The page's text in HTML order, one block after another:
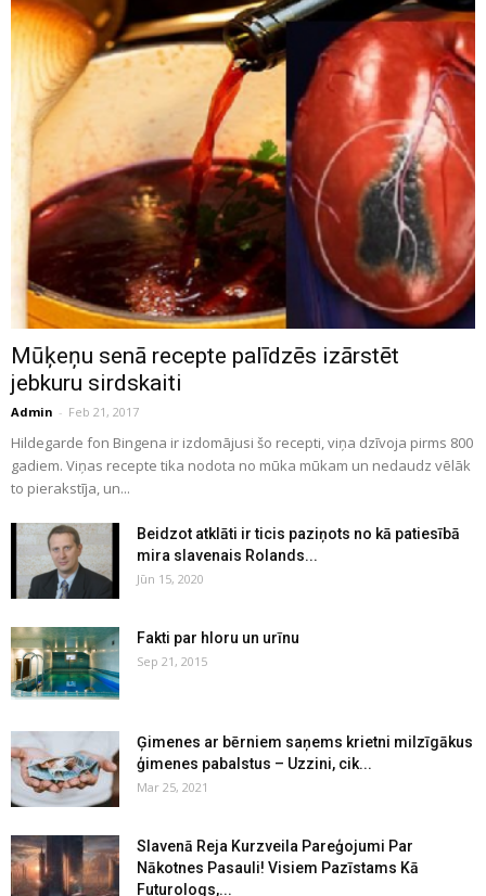
Mūķeņu senā recepte palīdzēs izārstēt
jebkuru sirdskaiti
Admin - Feb 21, 2017
Hildegarde fon Bingena ir izdomājusi šo recepti, viņa dzīvoja pirms 800
gadiem. Viņas recepte tika nodota no mūka mūkam un nedaudz vēlāk
to pierakstīja, un...
Beidzot atklāti ir ticis paziņots no kā patiesībā
mira slavenais Rolands...
Jūn 15, 2020
Fakti par hloru un urīnu
Sep 21, 2015
Ģimenes ar bērniem saņems krietni milzīgākus
ģimenes pabalstus – Uzzini, cik...
Mar 25, 2021
Slavenā Reja Kurzveila Pareģojumi Par
Nākotnes Pasauli! Visiem Pazīstams Kā
Futurologs,...